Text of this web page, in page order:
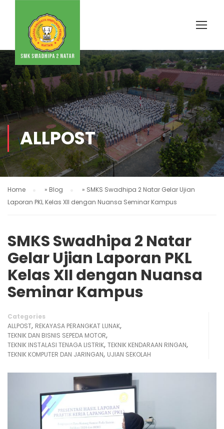
ALLPOST
Home » Blog » SMKS Swadhipa 2 Natar Gelar Ujian
Laporan PKL Kelas XII dengan Nuansa Seminar Kampus
SMKS Swadhipa 2 Natar
Gelar Ujian Laporan PKL
Kelas XII dengan Nuansa
Seminar Kampus
Categories
ALLPOST, REKAYASA PERANGKAT LUNAK,
TEKNIK DAN BISNIS SEPEDA MOTOR,
TEKNIK INSTALASI TENAGA LISTRIK, TEKNIK KENDARAAN RINGAN,
TEKNIK KOMPUTER DAN JARINGAN, UJIAN SEKOLAH